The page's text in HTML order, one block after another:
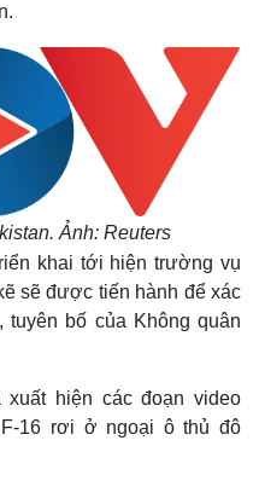
Ảnh: Reuters
khai tới hiện trường vụ
sẽ được tiến hành để xác
tuyên bố của Không quân
hiện các đoạn video
16 rơi ở ngoại ô thủ đô